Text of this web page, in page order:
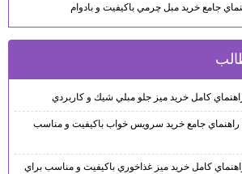
جامع خريد مبل چرمي باكيفيت و بادوام
كامل خريد ميز جلو مبلي شيك و كاربردي
جامع خريد سرويس خواب باكيفيت و مناسب
كامل خريد ميز غذاخوري باكيفيت و مناسب براي